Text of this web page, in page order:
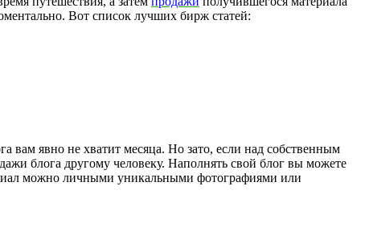
Вот список лучших бирж статей:
вам явно не хватит месяца. Но зато, если над собственным
блога другому человеку. Наполнять свой блог вы можете
можно личными уникальными фотографиями или